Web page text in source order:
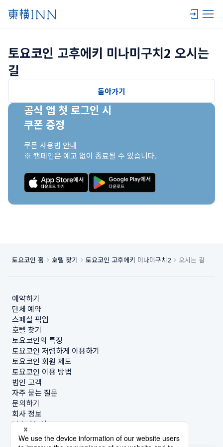
토요코인 고후에키 미나미구치2 오시는
길
돌아가기
공식 앱 첫 로그인 시
쿠폰 증정
쿠폰 사용법 안내
※ 캠페인은 예고 없이 종료될 수 있습니다.
토요코인 홈 호텔 찾기 토요코인 고후에키 미나미구치2 오시는 길
예약하기
단체 예약
스페셜 픽업
호텔 찾기
토요코인의 특징
토요코인 저렴하게 이용하기
토요코인 회원 제도
토요코인 이용 방법
법인 고객
자주 묻는 질문
문의하기
회사 정보
지속가능성